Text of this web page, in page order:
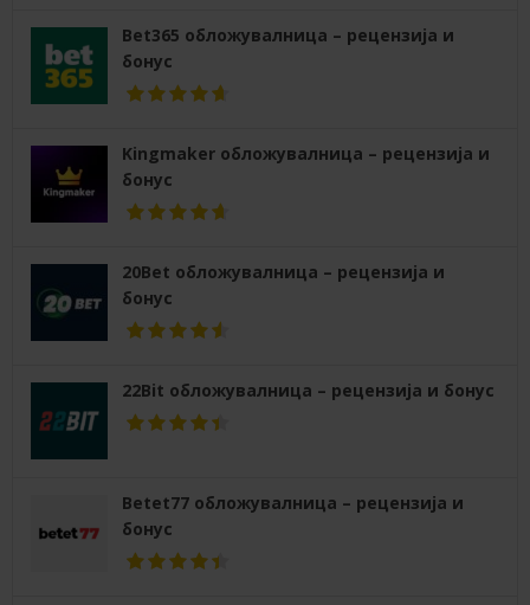
Bet365 обложувалница – рецензија и
бонус
Kingmaker обложувалница – рецензија и
бонус
20Bet обложувалница – рецензија и
бонус
22Bit обложувалница – рецензија и бонус
Betet77 обложувалница – рецензија и
бонус